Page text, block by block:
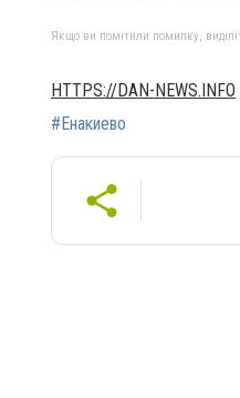
Якщо ви помітили помилку,
HTTPS://DAN-NEWS.INFO
#Енакиево